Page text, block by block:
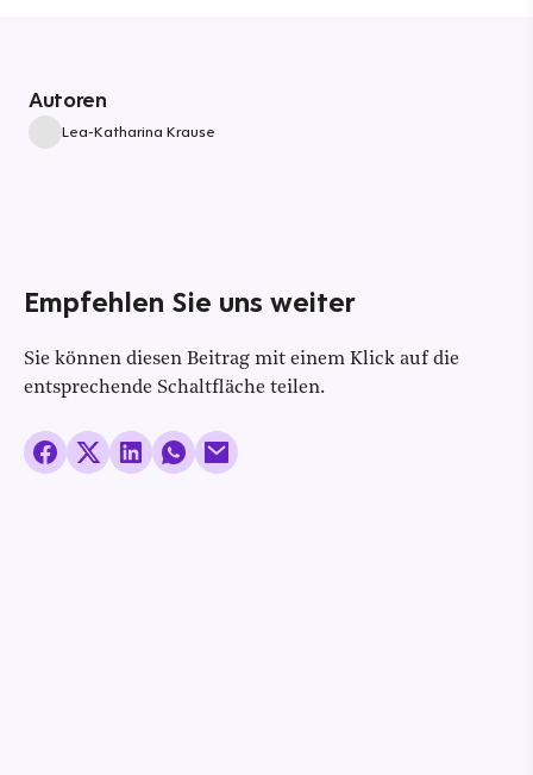
Autoren
Lea-Katharina Krause
Empfehlen Sie uns weiter
Sie können diesen Beitrag mit einem Klick auf die
entsprechende Schaltfläche teilen.